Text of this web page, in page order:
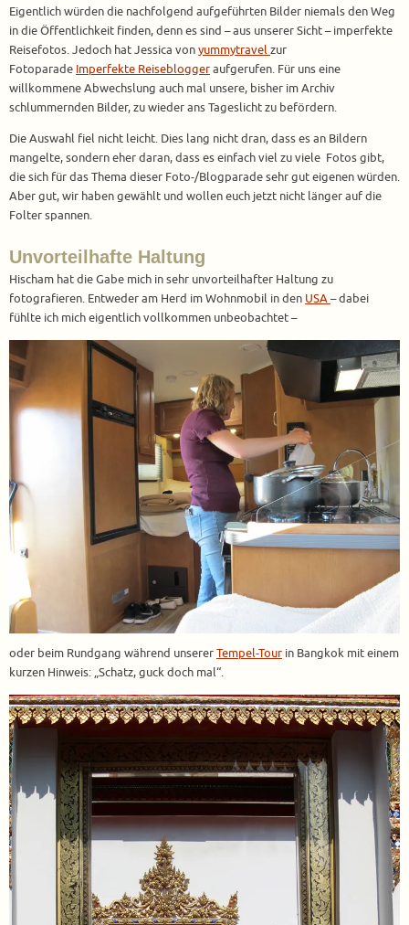
Eigentlich würden die nachfolgend aufgeführten Bilder niemals den Weg
in die Öffentlichkeit finden, denn es sind – aus unserer Sicht – imperfekte
Reisefotos. Jedoch hat Jessica vonyummytravelzur
Fotoparade Imperfekte Reisebloggeraufgerufen. Für uns eine
willkommene Abwechslung auch mal unsere, bisher im Archiv
schlummernden Bilder, zu wieder ans Tageslicht zu befördern.
Die Auswahl fiel nicht leicht. Dies lang nicht dran, dass es an Bildern
mangelte, sondern eher daran, dass es einfach viel zu viele Fotos gibt,
die sich für das Thema dieser Foto-/Blogparade sehr gut eigenen würden.
Aber gut, wir haben gewählt und wollen euch jetzt nicht länger auf die
Folter spannen.
Unvorteilhafte Haltung
Hischam hat die Gabe mich in sehr unvorteilhafter Haltung zu
fotografieren. Entweder am Herd im Wohnmobil in den USA– dabei
fühlte ich mich eigentlich vollkommen unbeobachtet –
oder beim Rundgang während unsererTempel-Tour in Bangkok mit einem
kurzen Hinweis: „Schatz, guck doch mal“.